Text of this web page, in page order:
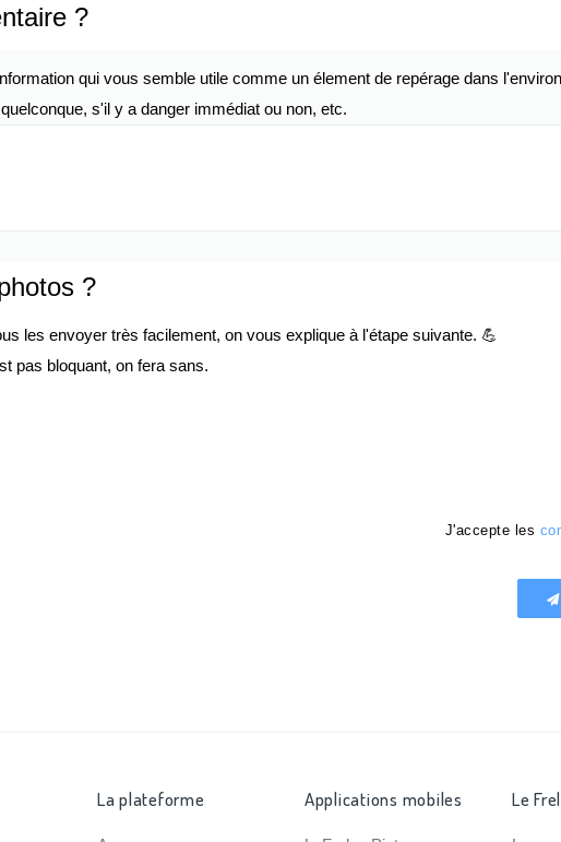
?
qui vous semble utile comme un élement de repérage dans
s'il y a danger immédiat ou non, etc.
?
les envoyer très facilement, on vous explique à l'étape suivante. 💪
pas bloquant, on fera sans.
J'accepte les
La plateforme Applications mobiles Le